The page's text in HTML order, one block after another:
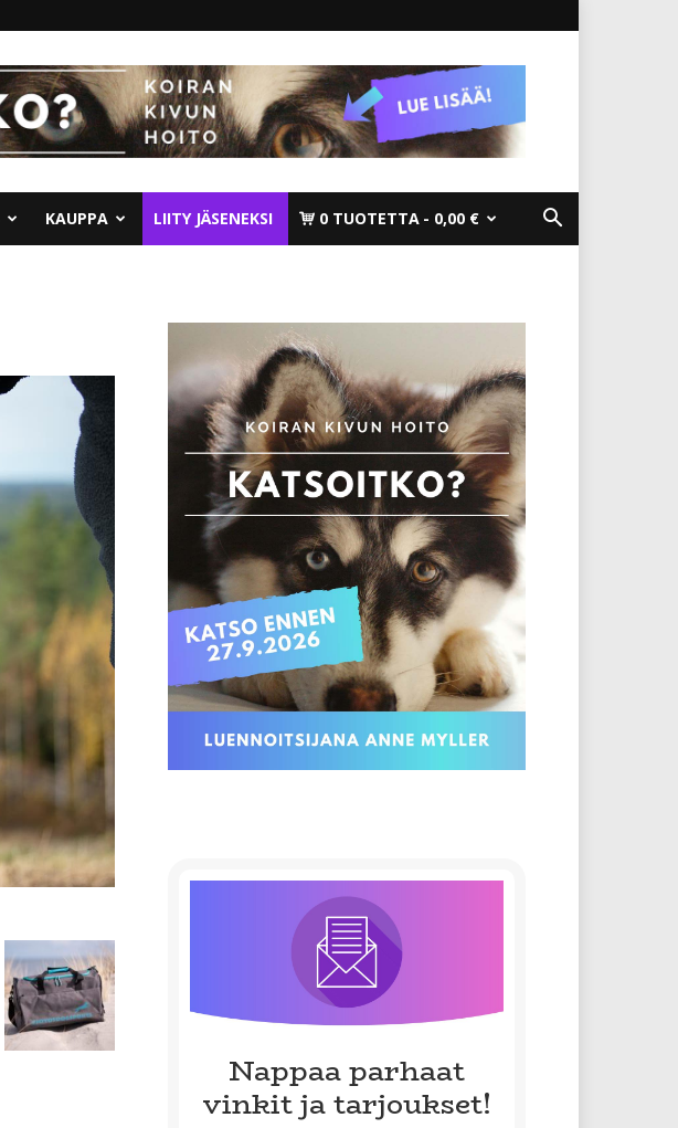
KAUPPA LIITY JÄSENEKSI 0 TUOTETTA 0,00 €
Nappaa parhaat
vinkit ja tarjoukset!